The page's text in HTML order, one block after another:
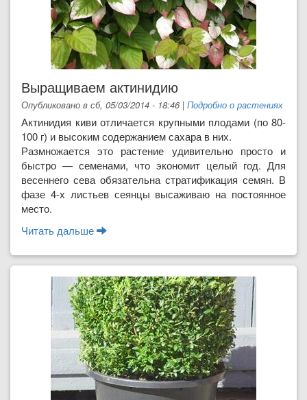
Выращиваем актинидию
Опубликовано в сб, 05/03/2014 - 18:46| Подробно о растениях
Актинидия киви отличается крупными плодами (по 80-
100 г) и высоким содержанием сахара в них.
Размножается это растение удивительно просто и
быстро — семенами, что экономит целый год. Для
весеннего сева обязательна стратификация семян. В
фазе 4-х листьев сеянцы высаживаю на постоянное
место.
Читать дальше